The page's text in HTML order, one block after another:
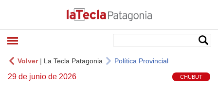
Volver| La Tecla Patagonia Política Provincial
29 de junio de 2026 CHUBUT